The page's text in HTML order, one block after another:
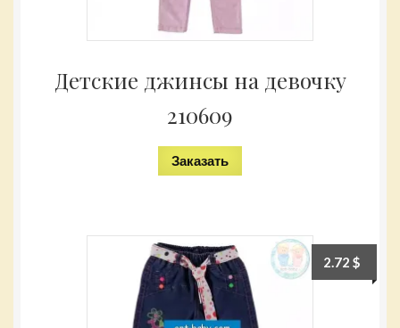
Детские джинсы на девочку
210609
Заказать
2.72$